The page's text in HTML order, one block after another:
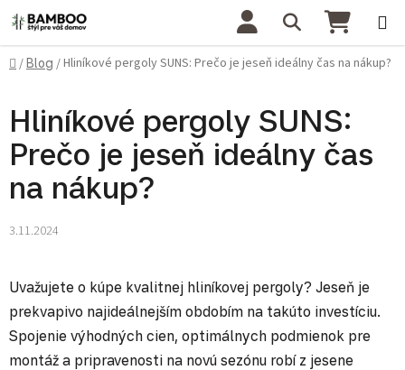
Prejsť na obsah Hľadať
Domov
/Blog /Hliníkové pergoly SUNS: Prečo je jeseň ideálny čas na nákup?
Hliníkové pergoly SUNS:
Prečo je jeseň ideálny čas
na nákup?
3.11.2024
Uvažujete o kúpe kvalitnej hliníkovej pergoly? Jeseň je
prekvapivo najideálnejším obdobím na takúto investíciu.
Spojenie výhodných cien, optimálnych podmienok pre
montáž a pripravenosti na novú sezónu robí z jesene